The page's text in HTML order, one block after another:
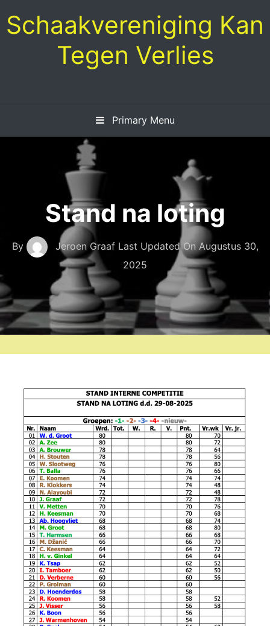
to
content
Schaakvereniging Kan
Tegen Verlies
Primary Menu
Stand na loting
By Jeroen Graaf Last Updated OnAugustus 30,
2025